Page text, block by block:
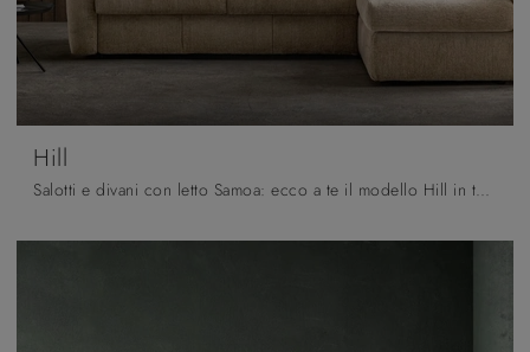
Hill
Salotti e divani con letto Samoa: ecco a te il modello Hill in tessuto per completare la zona giorno.